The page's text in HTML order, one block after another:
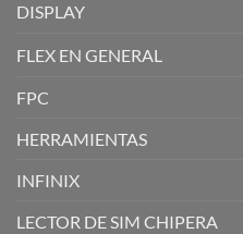
DISPLAY
FLEX EN GENERAL
FPC
HERRAMIENTAS
INFINIX
LECTOR DE SIM CHIPERA